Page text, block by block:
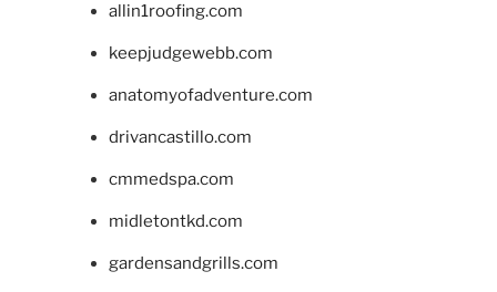
allin1roofing.com
keepjudgewebb.com
anatomyofadventure.com
drivancastillo.com
cmmedspa.com
midletontkd.com
gardensandgrills.com